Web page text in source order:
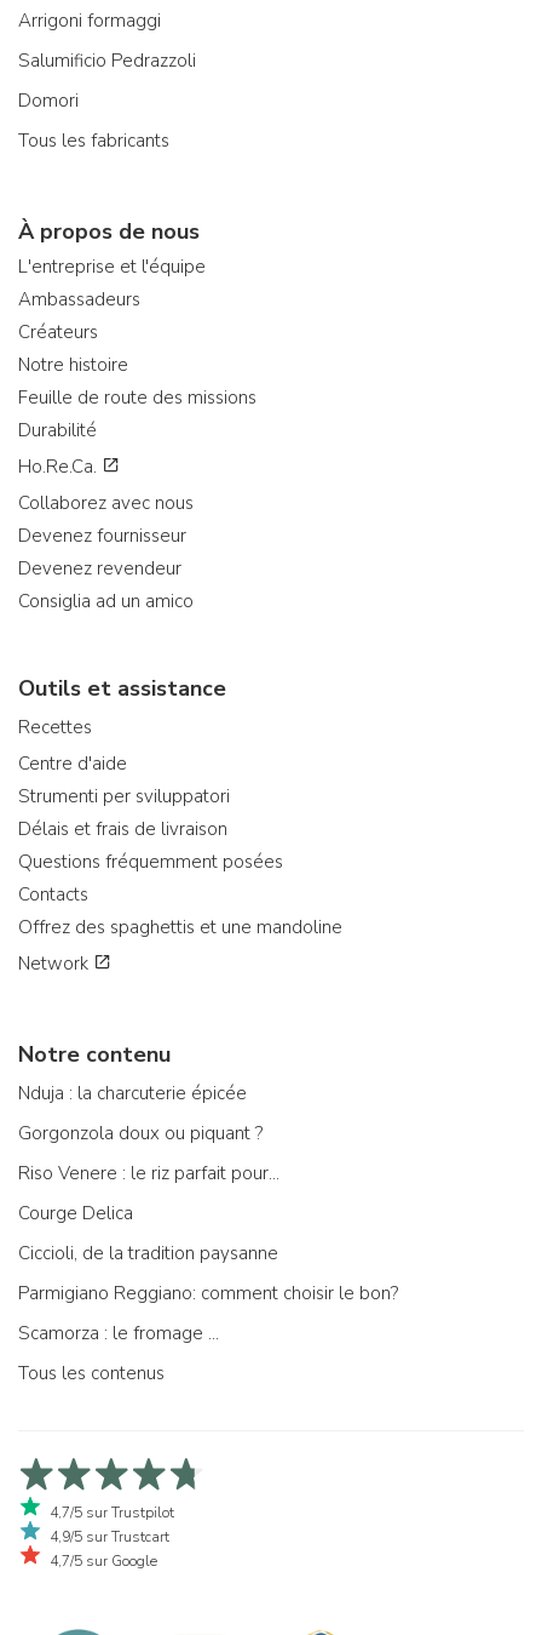
Arrigoni formaggi
Salumificio Pedrazzoli
Domori
Tous les fabricants
À propos de nous
L'entreprise et l'équipe
Ambassadeurs
Créateurs
Notre histoire
Feuille de route des missions
Durabilité
Ho.Re.Ca.
Collaborez avec nous
Devenez fournisseur
Devenez revendeur
Consiglia ad un amico
Outils et assistance
Recettes
Centre d'aide
Strumenti per sviluppatori
Délais et frais de livraison
Questions fréquemment posées
Contacts
Offrez des spaghettis et une mandoline
Network
Notre contenu
Nduja : la charcuterie épicée
Gorgonzola doux ou piquant ?
Riso Venere : le riz parfait pour...
Courge Delica
Ciccioli, de la tradition paysanne
Parmigiano Reggiano: comment choisir le bon?
Scamorza : le fromage ...
Tous les contenus
4,7/5 sur Trustpilot
4,9/5 sur Trustcart
4,7/5 sur Google